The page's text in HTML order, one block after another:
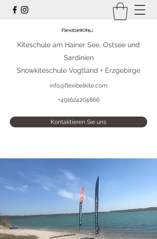
Kiteschule am Hainer See, Ostsee und
Sardinien
Snowkiteschule Vogtland + Erzgebirge
info@flexibelkite.com
+491624204866
Kontaktieren Sie uns